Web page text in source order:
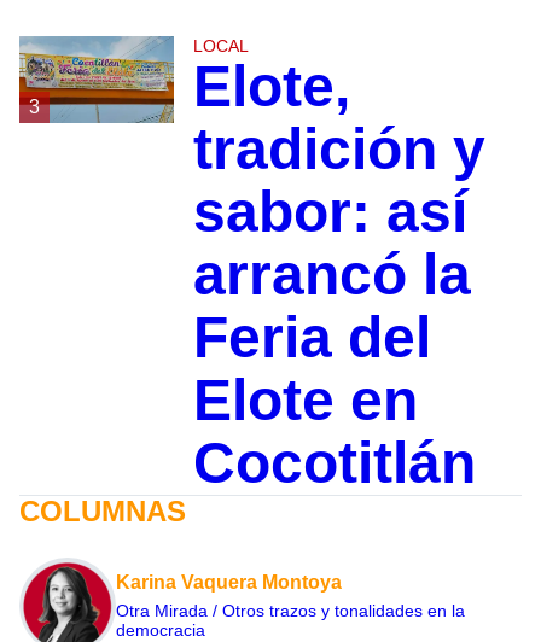
3
LOCAL
Elote,
tradición y
sabor: así
arrancó la
Feria del
Elote en
Cocotitlán
COLUMNAS
Karina Vaquera Montoya
Otra Mirada / Otros trazos y tonalidades en la
democracia